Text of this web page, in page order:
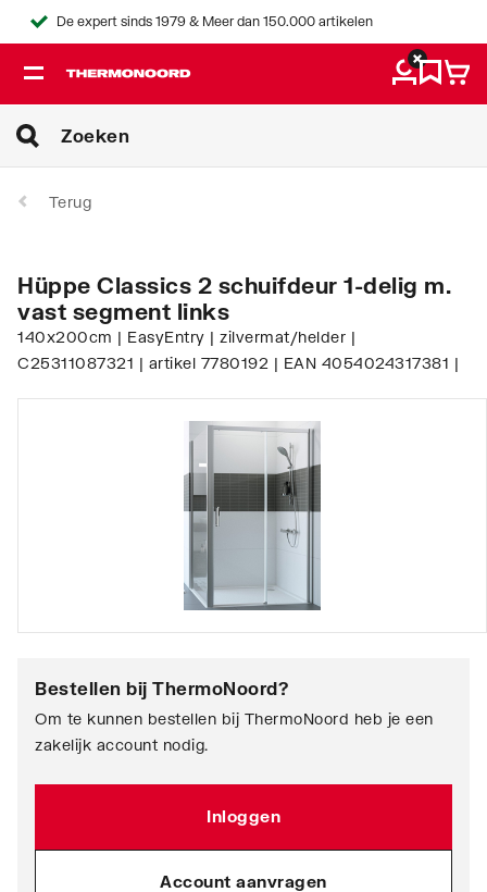
De expert sinds 1979 & Meer dan 150.000 artikelen
Terug
Hüppe Classics 2 schuifdeur 1-delig m.
vast segment links
140x200cm | EasyEntry | zilvermat/helder |
C25311087321 | artikel 7780192 | EAN 4054024317381 |
Bestellen bij ThermoNoord?
Om te kunnen bestellen bij ThermoNoord heb je een
zakelijk account nodig.
Inloggen
Account aanvragen